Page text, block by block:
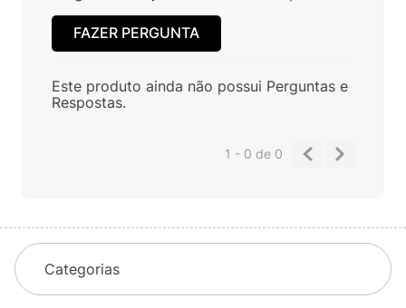
FAZER PERGUNTA
Este produto ainda não possui Perguntas e
Respostas.
1 - 0de 0
Categorias